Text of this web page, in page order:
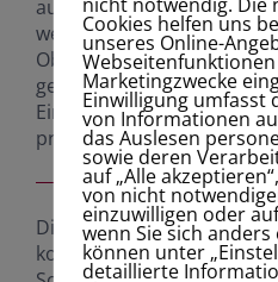
auch in Form eines
werden. Die Schulung
Objektbegehung und
gemeinsam mit den
Einbeziehung
praxisorientierter Aspekte.
Die Schulung kann mit
kombiniert werden.
Cookies helfen uns
unseres Online-
Marketingzwecke
Einwilligung umfasst
von Informationen
das Auslesen
sowie deren
auf „Alle
von nicht
einzuwilligen oder
wenn Sie sich
können unter
detaillierte